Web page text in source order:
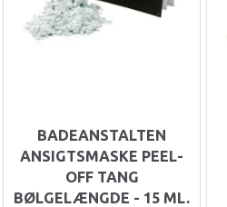
BADEANSTALTEN
ANSIGTSMASKE PEEL-
OFF TANG
BØLGELÆNGDE - 15 ML.